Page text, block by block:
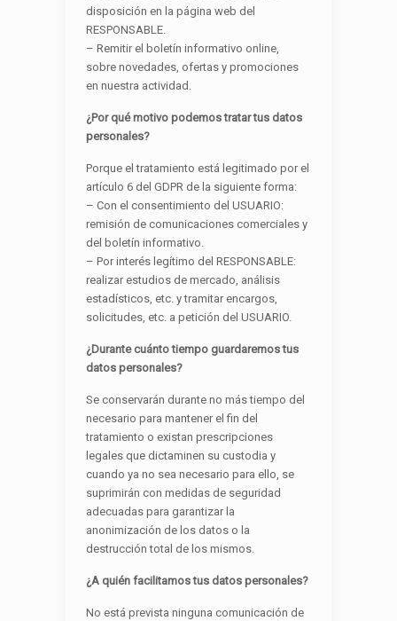
disposición en la página web del
RESPONSABLE.
– Remitir el boletín informativo online,
sobre novedades, ofertas y promociones
en nuestra actividad.
¿Por qué motivo podemos tratar tus datos
personales?
Porque el tratamiento está legitimado por el
artículo 6 del GDPR de la siguiente forma:
– Con el consentimiento del USUARIO:
remisión de comunicaciones comerciales y
del boletín informativo.
– Por interés legítimo del RESPONSABLE:
realizar estudios de mercado, análisis
estadísticos, etc. y tramitar encargos,
solicitudes, etc. a petición del USUARIO.
¿Durante cuánto tiempo guardaremos tus
datos personales?
Se conservarán durante no más tiempo del
necesario para mantener el fin del
tratamiento o existan prescripciones
legales que dictaminen su custodia y
cuando ya no sea necesario para ello, se
suprimirán con medidas de seguridad
adecuadas para garantizar la
anonimización de los datos o la
destrucción total de los mismos.
¿A quién facilitamos tus datos personales?
No está prevista ninguna comunicación de